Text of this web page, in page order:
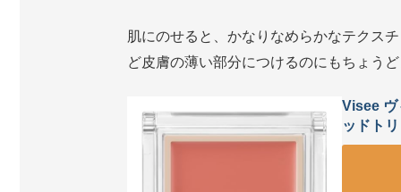
肌にのせると、かなりなめらかなテクス
ど皮膚の薄い部分につけるのにもちょう
Visee ヴ
ッドト